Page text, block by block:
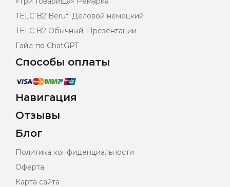
TELC B2 Beruf: Деловой немецкий
TELC B2 Обычный: Презентации
Гайд по ChatGPT
Способы оплаты
Навигация
Отзывы
Блог
Политика конфиденциальности
Оферта
Карта сайта